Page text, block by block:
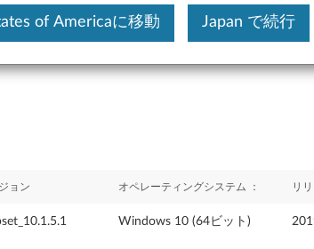
ョン オペレーティングシステム ： リ
Windows 10 (64ビット)
of Americaに移動 Japan で続行